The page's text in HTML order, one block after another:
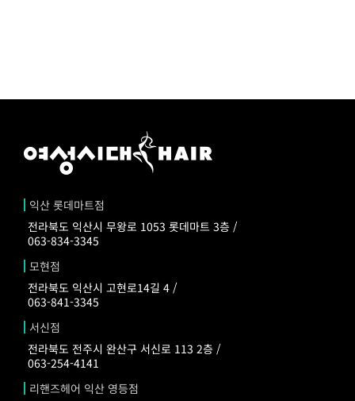
익산 롯데마트점
전라북도 익산시 무왕로 1053 롯데마트 3층 /
063-834-3345
모현점
전라북도 익산시 고현로14길 4 /
063-841-3345
서신점
전라북도 전주시 완산구 서신로 113 2층 /
063-254-4141
리핸즈헤어 익산 영등점